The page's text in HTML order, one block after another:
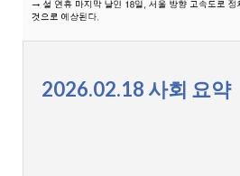
2026.02.18 사회 요약